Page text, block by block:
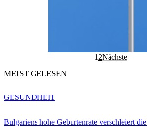
1 2Nächste
MEIST GELESEN
Bulgariens hohe Geburtenrate verschleiert
GESUNDHEIT